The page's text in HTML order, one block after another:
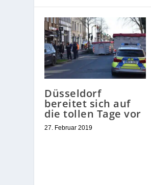
Düsseldorf
bereitet sich auf
die tollen Tage vor
27. Februar 2019